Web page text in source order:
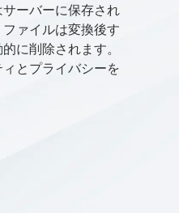
ーバーに保存され
ァイルは変換後す
に削除されます。
とプライバシーを